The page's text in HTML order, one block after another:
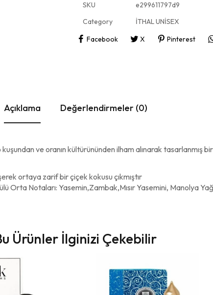
SKU
e299611797d9
Category
İTHAL UNİSEX
Facebook
X Pinterest
Açıklama Değerlendirmeler (0)
ve oranın kültürününden ilham alınarak tasarlanmış
ortaya zarif bir çiçek kokusu çıkmıştır
Orta Notaları: Yasemin,Zambak,Mısır Yasemini, Manolya
Ürünler İlginizi Çekebilir